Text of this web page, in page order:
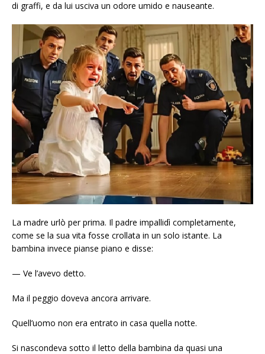
di graffi, e da lui usciva un odore umido e nauseante.
La madre urlò per prima. Il padre impallidì completamente,
come se la sua vita fosse crollata in un solo istante. La
bambina invece pianse piano e disse:
— Ve l’avevo detto.
Ma il peggio doveva ancora arrivare.
Quell’uomo non era entrato in casa quella notte.
Si nascondeva sotto il letto della bambina da quasi una